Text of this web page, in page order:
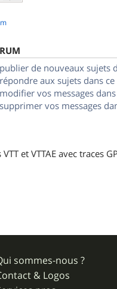
publier de nouveaux sujets
répondre aux sujets dans
modifier vos messages
supprimer vos messages
et VTTAE avec traces
sommes-nous ?
& Logos